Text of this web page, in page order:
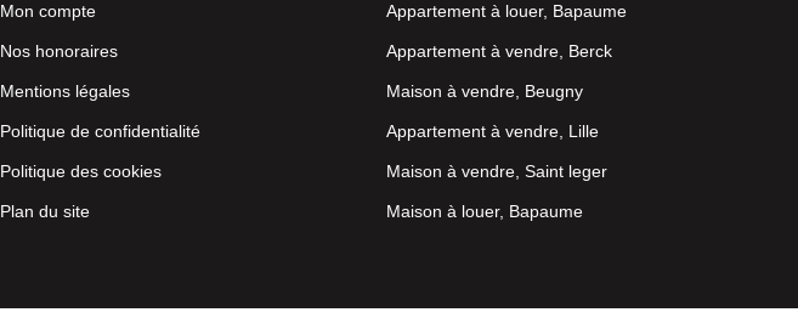
Mon compte
Nos honoraires
Mentions légales
Politique de confidentialité
Politique des cookies
Plan du site
Appartement à louer, Bapaume
Appartement à vendre, Berck
Maison à vendre, Beugny
Appartement à vendre, Lille
Maison à vendre, Saint leger
Maison à louer, Bapaume